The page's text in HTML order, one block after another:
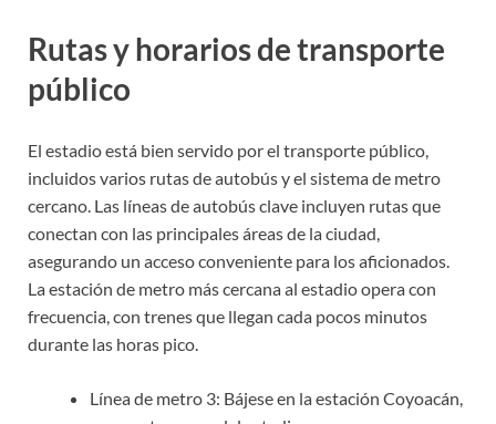
Rutas y horarios de transporte
público
El estadio está bien servido por el transporte público,
incluidos varios rutas de autobús y el sistema de metro
cercano. Las líneas de autobús clave incluyen rutas que
conectan con las principales áreas de la ciudad,
asegurando un acceso conveniente para los aficionados.
La estación de metro más cercana al estadio opera con
frecuencia, con trenes que llegan cada pocos minutos
durante las horas pico.
Línea de metro 3: Bájese en la estación Coyoacán,